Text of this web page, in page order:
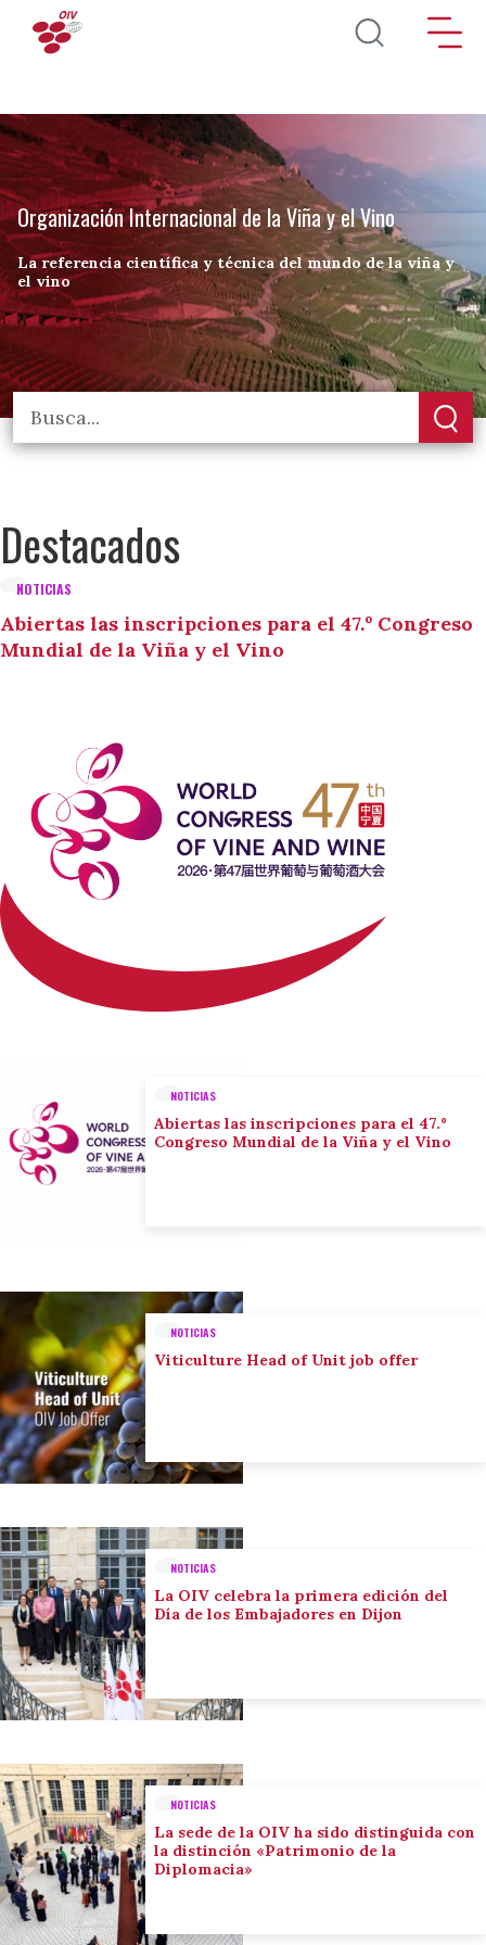
Pasar al contenido principal
Organización Internacional de la Viña y el Vino
La referencia científica y técnica del mundo de la viña y
el vino
Destacados
NOTICIAS
Abiertas las inscripciones para el 47.º Congreso
Mundial de la Viña y el Vino
NOTICIAS
Abiertas las inscripciones para el 47.º
Congreso Mundial de la Viña y el Vino
NOTICIAS
Viticulture Head of Unit job offer
NOTICIAS
La OIV celebra la primera edición del
Día de los Embajadores en Dijon
NOTICIAS
La sede de la OIV ha sido distinguida con
la distinción «Patrimonio de la
Diplomacia»